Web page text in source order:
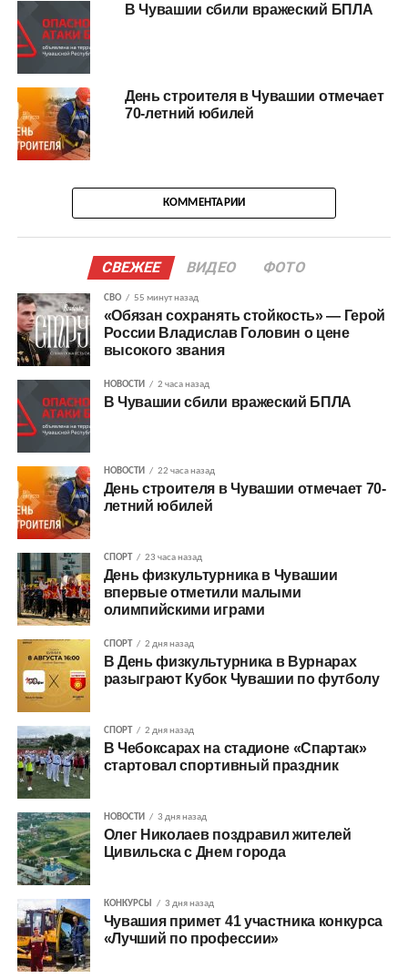
В Чувашии сбили вражеский БПЛА
День строителя в Чувашии отмечает
70-летний юбилей
КОММЕНТАРИИ
СВЕЖЕЕ ВИДЕО ФОТО
СВО 55 минут назад
«Обязан сохранять стойкость» — Герой
России Владислав Головин о цене
высокого звания
НОВОСТИ 2 часа назад
В Чувашии сбили вражеский БПЛА
НОВОСТИ 22 часа назад
День строителя в Чувашии отмечает 70-
летний юбилей
СПОРТ 23 часа назад
День физкультурника в Чувашии
впервые отметили малыми
олимпийскими играми
СПОРТ 2 дня назад
В День физкультурника в Вурнарах
разыграют Кубок Чувашии по футболу
СПОРТ 2 дня назад
В Чебоксарах на стадионе «Спартак»
стартовал спортивный праздник
НОВОСТИ 3 дня назад
Олег Николаев поздравил жителей
Цивильска с Днем города
КОНКУРСЫ 3 дня назад
Чувашия примет 41 участника конкурса
«Лучший по профессии»